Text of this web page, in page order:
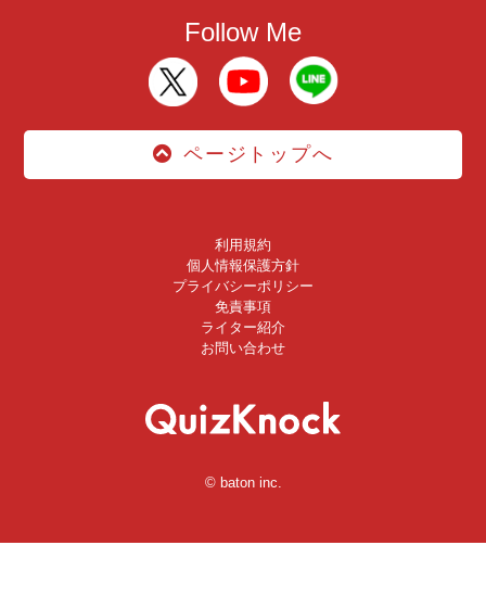
Follow Me
ページトップへ
利用規約
個人情報保護方針
プライバシーポリシー
免責事項
ライター紹介
お問い合わせ
© baton inc.